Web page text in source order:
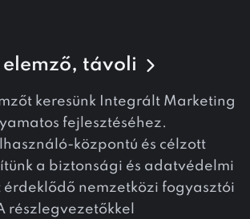
távoli
keresünk Integrált Marketing
fejlesztéséhez.
központú és célzott
a biztonsági és adatvédelmi
érdeklődő nemzetközi fogyasztói
részlegvezetőkkel